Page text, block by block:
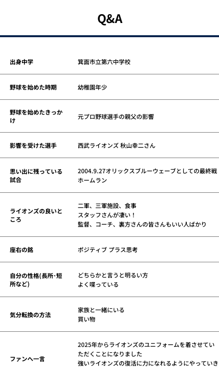
Q&A
出身中学 箕面市立第六中学校
野球を始めた時期 幼稚園年少
野球を始めたきっか
け
元プロ野球選手の親父の影響
影響を受けた選手 西武ライオンズ 秋山幸二さん
思い出に残っている
試合
2004.9.27オリックスブルーウェーブとしての最終戦
ホームラン
ライオンズの良いと
ころ
二軍、三軍施設、食事
スタッフさんが凄い！
監督、コーチ、裏方さんの皆さんもいい人ばかり
座右の銘 ポジティブ プラス思考
自分の性格(長所･短
所など)
どちらかと言うと明るい方
よく喋っている
気分転換の方法
家族と一緒にいる
買い物
ファンへ一言
2025年からライオンズのユニフォームを着させてい
ただくことになりました
強いライオンズの復活に力になれるようにやっていき